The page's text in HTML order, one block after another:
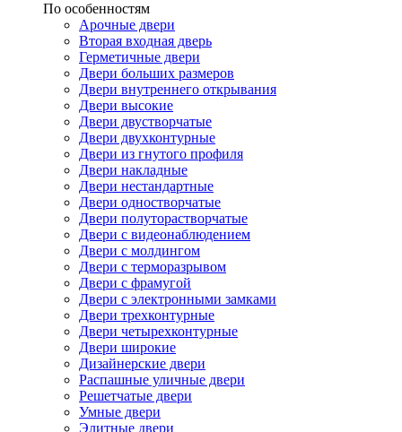
По особенностям
Арочные двери
Вторая входная дверь
Герметичные двери
Двери больших размеров
Двери внутреннего открывания
Двери высокие
Двери двустворчатые
Двери двухконтурные
Двери из гнутого профиля
Двери накладные
Двери нестандартные
Двери одностворчатые
Двери полуторастворчатые
Двери с видеонаблюдением
Двери с молдингом
Двери с терморазрывом
Двери с фрамугой
Двери с электронными замками
Двери трехконтурные
Двери четырехконтурные
Двери широкие
Дизайнерские двери
Распашные уличные двери
Решетчатые двери
Умные двери
Элитные двери